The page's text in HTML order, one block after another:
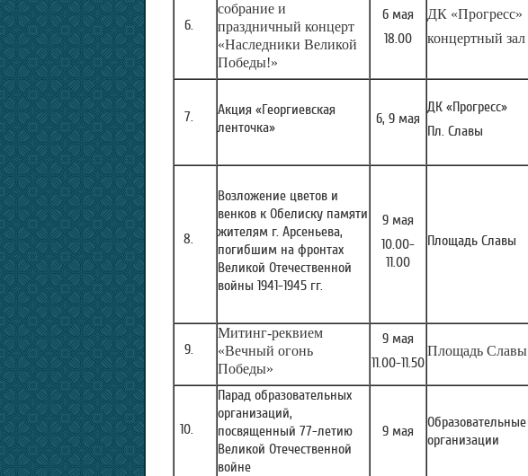
собрание и
праздничный концерт
«Наследники Великой
Победы!»
6 мая
18.00
ДК «Прогресс»
концертный зал
Акция «Георгиевская
ленточка»
6, 9 мая
ДК «Прогресс»
Пл. Славы
Возложение цветов и
венков к Обелиску памяти
жителям г. Арсеньева,
погибшим на фронтах
Великой Отечественной
войны 1941-1945 гг.
9 мая
10.00-
11.00
Площадь Славы
Митинг-реквием
«Вечный огонь
Победы»
9 мая
11.00-11.50
Площадь Славы
Парад образовательных
организаций,
посвященный 77-летию
Великой Отечественной
войне
9 мая
Образовательные
организации